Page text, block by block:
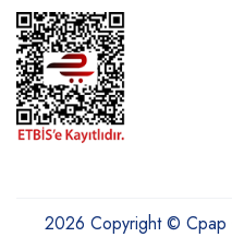
2026 Copyright © Cpap